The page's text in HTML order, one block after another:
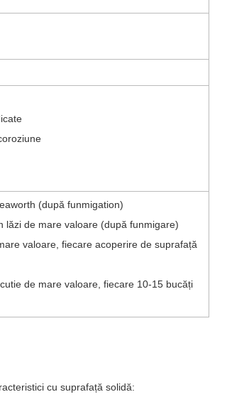
(după funmigation)
lăzi de mare valoare (după funmigare)
valoare, fiecare acoperire de suprafață
de mare valoare, fiecare 10-15 bucăți
cu suprafață solidă: